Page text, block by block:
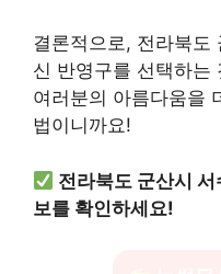
결론적으로, 전라북도
신 반영구를 선택하는
여러분의 아름다움을
법이니까요!
전라북도 군산시
보를 확인하세요!